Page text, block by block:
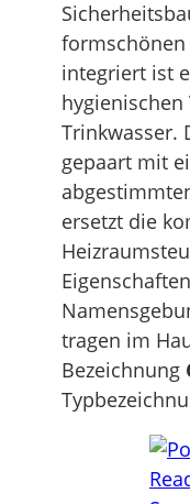
formschönen
integriert ist
Trinkwasser.
gepaart mit
ersetzt die
tragen im
Bezeichnung